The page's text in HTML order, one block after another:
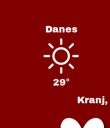
Danes
29°
Kranj,